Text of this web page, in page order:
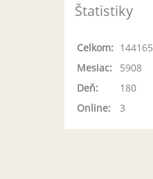
Štatistiky
Online: 3
Celkom: 144165
Mesiac:
5908
Deň:
180